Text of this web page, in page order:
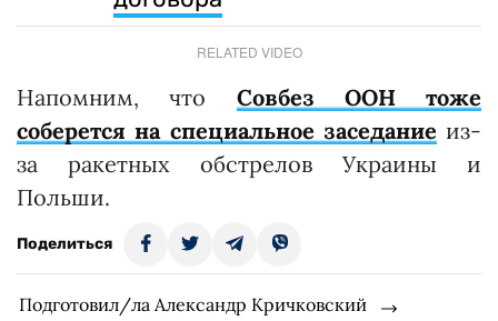
RELATED VIDEO
Напомним, что Совбез ООН тоже
соберется на специальное заседание из-
за ракетных обстрелов Украины и
Польши.
Поделиться
Подготовил/ла Александр Кричковский